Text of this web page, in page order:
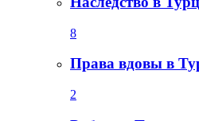
8
Права вдовы в
2